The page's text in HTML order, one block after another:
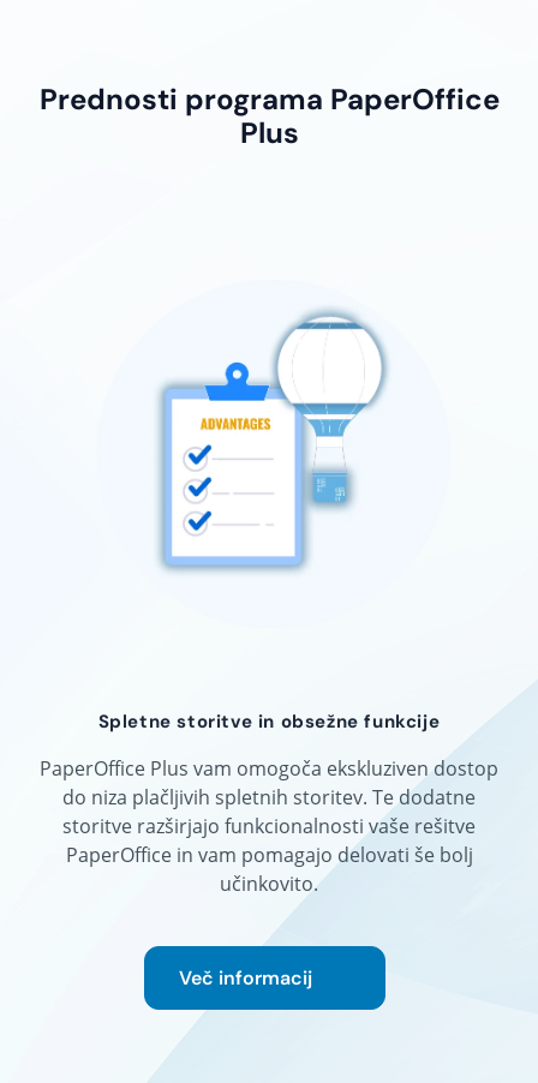
Prednosti programa PaperOffice
Plus
Spletne storitve in obsežne funkcije
PaperOffice Plus vam omogoča ekskluziven dostop
do niza plačljivih spletnih storitev. Te dodatne
storitve razširjajo funkcionalnosti vaše rešitve
PaperOffice in vam pomagajo delovati še bolj
učinkovito.
Več informacij